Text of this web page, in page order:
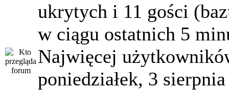
ukrytych i 11 gości
w ciągu ostatnich 5
Najwięcej
poniedziałek, 3